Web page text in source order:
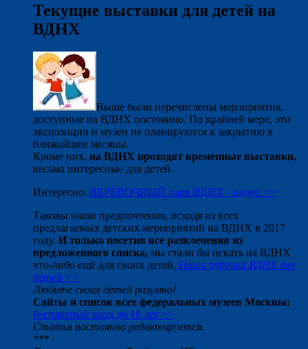
Текущие выставки для детей на
ВДНХ
Выше были перечислены мероприятия,
доступные на ВДНХ постоянно. По крайней мере, эти
экспозиции и музеи не планируются к закрытию в
ближайшие месяцы.
Кроме них, на ВДНХ проходят временные выставки,
весьма интересные для детей.
Интересно: ВЕРЁВОЧНЫЙ парк ВДНХ - видео >>
Таковы наши предпочтения, исходя из всех
предлагаемых детских мероприятий на ВДНХ в 2017
году. И только посетив все развлечения из
предложенного списка, мы стали бы искать на ВДНХ
что-либо ещё для своих детей. Наша рубрика ВДНХ для
детей >>
Любите своих детей разумно!
Сайты и список всех федеральных музеев Москвы:
бесплатный вход до 16 лет >>
Статья постоянно редактируется.
***